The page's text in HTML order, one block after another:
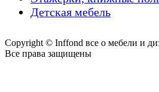
Детская мебель
Copyright © Inffond все о мебели и
Все права защищены